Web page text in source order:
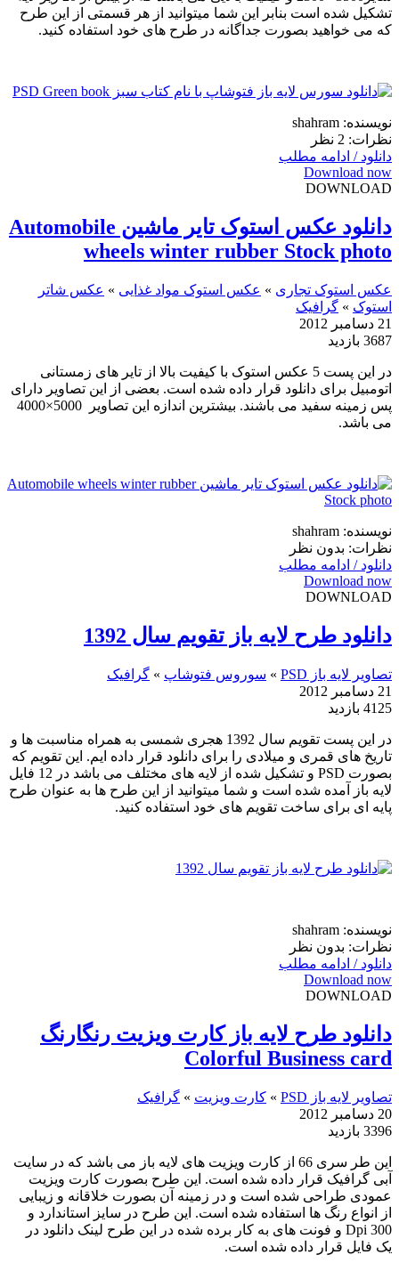
تشکیل شده است بنابر این شما میتوانید از هر قسمتی از این طرح
که می خواهید بصورت جداگانه در طرح های خود استفاده کنید.
نویسنده: shahram
نظرات: 2 نظر
دانلود / ادامه مطلب
Download now
DOWNLOAD
دانلود عکس استوک تایر ماشین Automobile
wheels winter rubber Stock photo
عکس استوک تجاری » عکس استوک مواد غذایی » عکس شاتر
استوک » گرافیک
21 دسامبر 2012
3687 بازدید
در این پست 5 عکس استوک با کیفیت بالا از تایر های زمستانی
اتومبیل برای دانلود قرار داده شده است. بعضی از این تصاویر دارای
پس زمینه سفید می باشند. بیشترین اندازه این تصاویر 5000×4000
می باشد.
نویسنده: shahram
نظرات: بدون نظر
دانلود / ادامه مطلب
Download now
DOWNLOAD
دانلود طرح لایه باز تقویم سال 1392
تصاویر لایه باز PSD » سوروس فتوشاپ » گرافیک
21 دسامبر 2012
4125 بازدید
در این پست تقویم سال 1392 هجری شمسی به همراه مناسبت ها و
تاریخ های قمری و میلادی را برای دانلود قرار داده ایم. این تقویم که
بصورت PSD و تشکیل شده از لایه های مختلف می باشد در 12 فایل
لایه باز آمده شده است و شما میتوانید از این طرح ها به عنوان طرح
پایه ای برای ساخت تقویم های خود استفاده کنید.
نویسنده: shahram
نظرات: بدون نظر
دانلود / ادامه مطلب
Download now
DOWNLOAD
دانلود طرح لایه باز کارت ویزیت رنگارنگ
Colorful Business card
تصاویر لایه باز PSD » کارت ویزیت » گرافیک
20 دسامبر 2012
3396 بازدید
این طر سری 66 از کارت ویزیت های لایه باز می باشد که در سایت
آبی گرافیک قرار داده شده است. این طرح بصورت کارت ویزیت
عمودی طراحی شده است و در زمینه آن بصورت خلاقانه و زیبایی
از انواع رنگ ها استفاده شده است. این طرح در سایز استاندارد و
Dpi 300 و فونت های به کار برده شده در این طرح لینک دانلود در
یک فایل قرار داده شده است.